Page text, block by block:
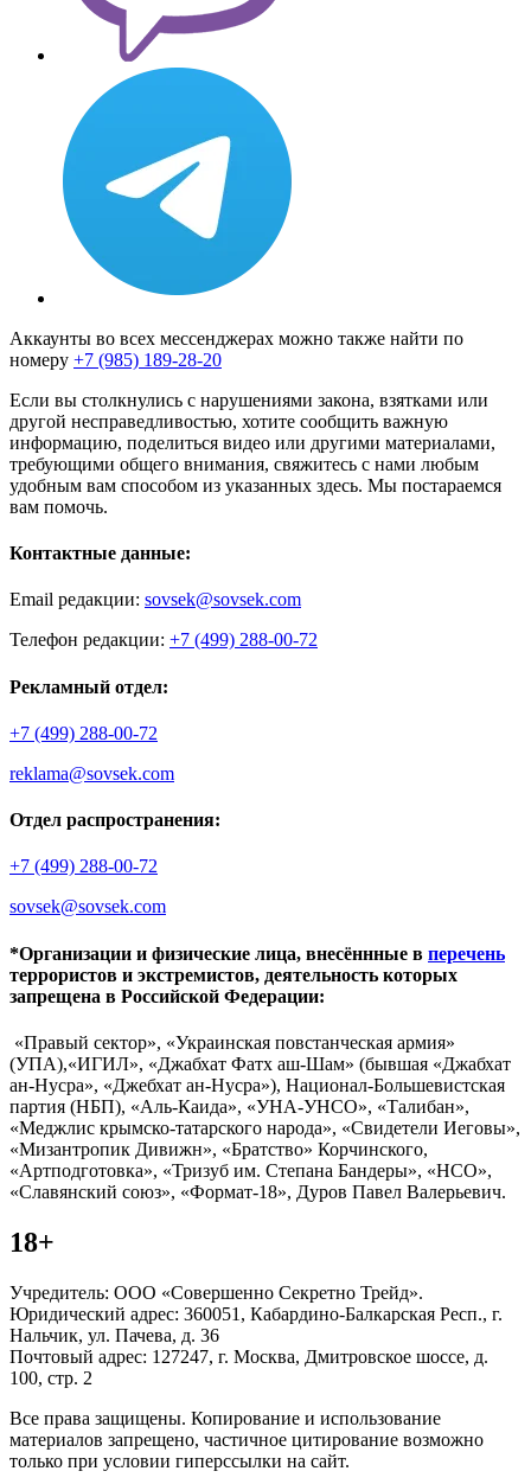
Аккаунты во всех мессенджерах можно также найти по
номеру +7 (985) 189-28-20
Если вы столкнулись с нарушениями закона, взятками или
другой несправедливостью, хотите сообщить важную
информацию, поделиться видео или другими материалами,
требующими общего внимания, свяжитесь с нами любым
удобным вам способом из указанных здесь. Мы постараемся
вам помочь.
Контактные данные:
Email редакции: sovsek@sovsek.com
Телефон редакции: +7 (499) 288-00-72
Рекламный отдел:
+7 (499) 288-00-72
reklama@sovsek.com
Отдел распространения:
+7 (499) 288-00-72
sovsek@sovsek.com
*Организации и физические лица, внесённные в перечень
террористов и экстремистов, деятельность которых
запрещена в Российской Федерации:
«Правый сектор», «Украинская повстанческая армия»
(УПА),«ИГИЛ», «Джабхат Фатх аш-Шам» (бывшая «Джабхат
ан-Нусра», «Джебхат ан-Нусра»), Национал-Большевистская
партия (НБП), «Аль-Каида», «УНА-УНСО», «Талибан»,
«Меджлис крымско-татарского народа», «Свидетели Иеговы»,
«Мизантропик Дивижн», «Братство» Корчинского,
«Артподготовка», «Тризуб им. Степана Бандеры», «НСО»,
«Славянский союз», «Формат-18», Дуров Павел Валерьевич.
18+
Учредитель: ООО «Совершенно Секретно Трейд».
Юридический адрес: 360051, Кабардино-Балкарская Респ., г.
Нальчик, ул. Пачева, д. 36
Почтовый адрес: 127247, г. Москва, Дмитровское шоссе, д.
100, стр. 2
Все права защищены. Копирование и использование
материалов запрещено, частичное цитирование возможно
только при условии гиперссылки на сайт.